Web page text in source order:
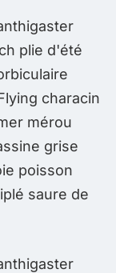
plie d'été
characin
mérou
grise
poisson
saure de